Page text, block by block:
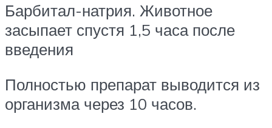
Барбитал-натрия. Животное
засыпает спустя 1,5 часа после
введения
Полностью препарат выводится из
организма через 10 часов.